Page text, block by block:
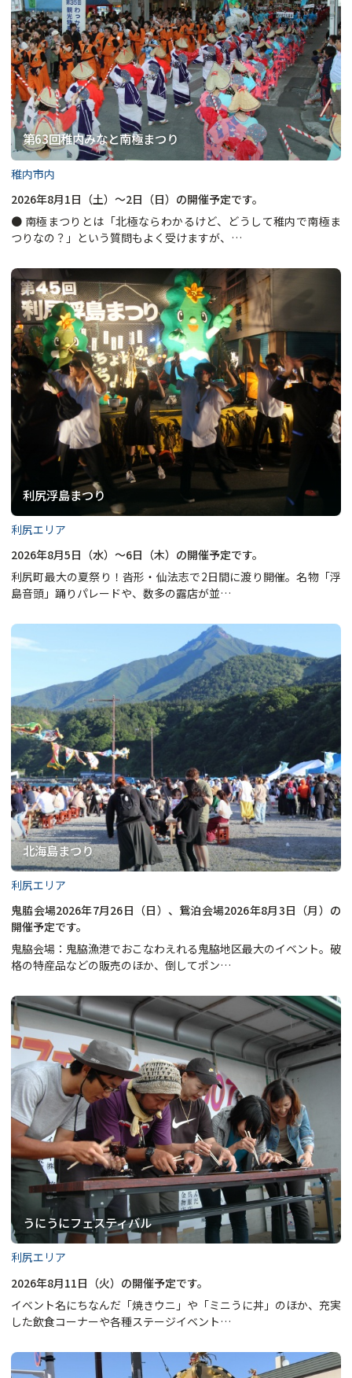
第63回稚内みなと南極まつり
稚内市内
2026年8月1日（土）～2日（日）の開催予定です。
● 南極まつりとは「北極ならわかるけど、どうして稚内で南極ま
つりなの？」という質問もよく受けますが、…
利尻浮島まつり
利尻エリア
2026年8月5日（水）～6日（木）の開催予定です。
利尻町最大の夏祭り！沓形・仙法志で2日間に渡り開催。名物「浮
島音頭」踊りパレードや、数多の露店が並…
北海島まつり
利尻エリア
鬼脇会場2026年7月26日（日）、鴛泊会場2026年8月3日（月）の
開催予定です。
鬼脇会場：鬼脇漁港でおこなわえれる鬼脇地区最大のイベント。破
格の特産品などの販売のほか、倒してポン…
うにうにフェスティバル
利尻エリア
2026年8月11日（火）の開催予定です。
イベント名にちなんだ「焼きウニ」や「ミニうに丼」のほか、充実
した飲食コーナーや各種ステージイベント…